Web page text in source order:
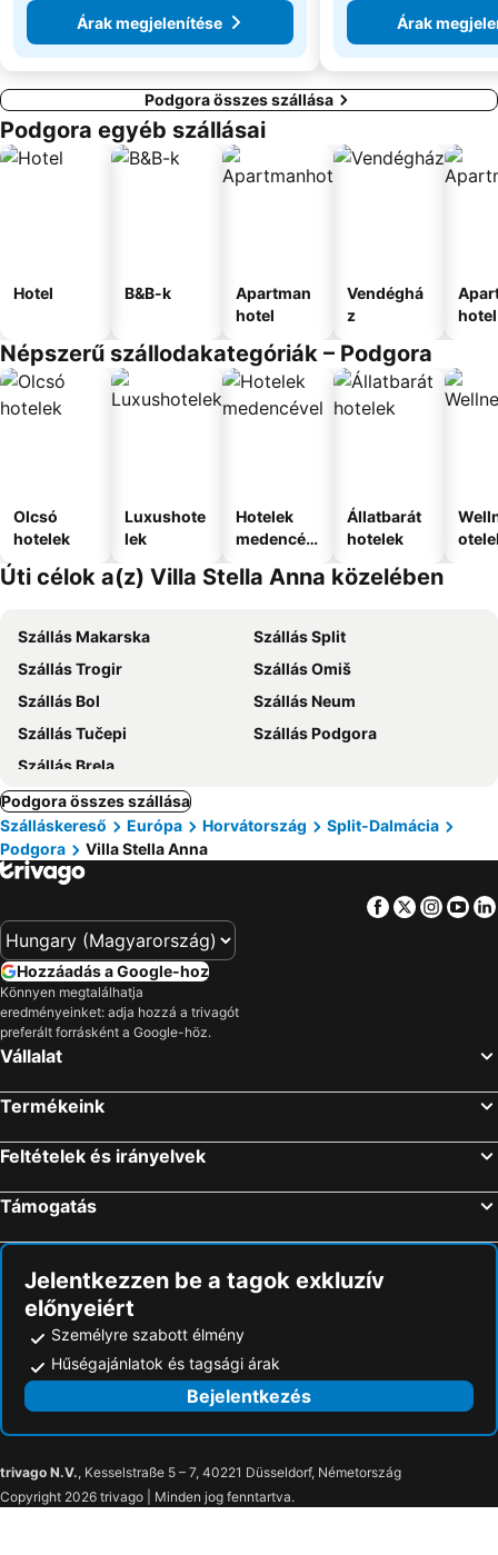
Árak megjelenítése
Árak
Podgora összes szállása
Podgora egyéb szállásai
Hotel B&B-k
Apartman
hotel
Vendéghá
z
hotel
Népszerű szállodakategóriák – Podgora
Olcsó
hotelek
Luxushote
lek
Hotelek
medencév
Állatbarát
hotelek
Úti célok a(z) Villa Stella Anna közelében
Szállás Makarska
Szállás Split
Szállás Trogir
Szállás Omiš
Szállás Bol
Szállás Neum
Szállás Tučepi
Szállás Podgora
Szállás Brela
Podgora összes szállása
Szálláskereső
Európa Horvátország
Split-Dalmácia
Podgora
Villa Stella Anna
Facebook
Twitter
Hozzáadás a Google-hoz
Könnyen megtalálhatja
eredményeinket: adja hozzá a trivagót
preferált forrásként a Google-höz.
Vállalat
Termékeink
Feltételek és irányelvek
Támogatás
Jelentkezzen be a tagok exkluzív
előnyeiért
Személyre szabott élmény
Hűségajánlatok és tagsági árak
Bejelentkezés
trivago N.V., Kesselstraße 5 – 7, 40221 Düsseldorf, Németország
Copyright 2026 trivago | Minden jog fenntartva.